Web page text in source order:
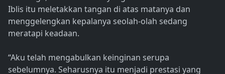
Iblis itu meletakkan tangan di atas matanya dan
menggelengkan kepalanya seolah-olah sedang
meratapi keadaan.
“Aku telah mengabulkan keinginan serupa
sebelumnya. Seharusnya itu menjadi prestasi yang